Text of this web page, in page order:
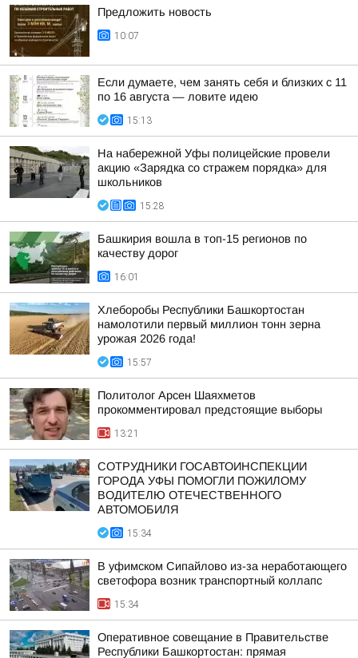
Предложить новость
10:07
Если думаете, чем занять себя и близких с 11
по 16 августа — ловите идею
15:13
На набережной Уфы полицейские провели
акцию «Зарядка со стражем порядка» для
школьников
15:28
Башкирия вошла в топ-15 регионов по
качеству дорог
16:01
Хлеборобы Республики Башкортостан
намолотили первый миллион тонн зерна
урожая 2026 года!
15:57
Политолог Арсен Шаяхметов
прокомментировал предстоящие выборы
13:21
СОТРУДНИКИ ГОСАВТОИНСПЕКЦИИ
ГОРОДА УФЫ ПОМОГЛИ ПОЖИЛОМУ
ВОДИТЕЛЮ ОТЕЧЕСТВЕННОГО
АВТОМОБИЛЯ
15:34
В уфимском Сипайлово из-за неработающего
светофора возник транспортный коллапс
15:34
Оперативное совещание в Правительстве
Республики Башкортостан: прямая